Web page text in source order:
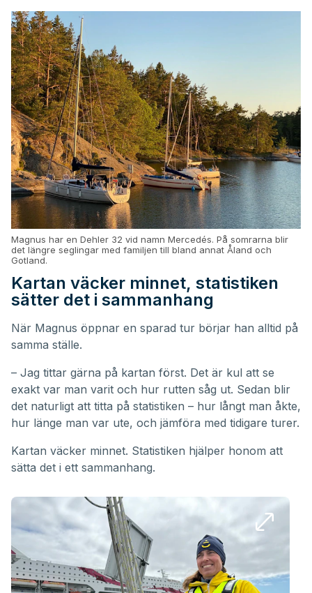
Magnus har en Dehler 32 vid namn Mercedés. På somrarna blir
det längre seglingar med familjen till bland annat Åland och
Gotland.
Kartan väcker minnet, statistiken
sätter det i sammanhang
När Magnus öppnar en sparad tur börjar han alltid på
samma ställe.
– Jag tittar gärna på kartan först. Det är kul att se
exakt var man varit och hur rutten såg ut. Sedan blir
det naturligt att titta på statistiken – hur långt man åkte,
hur länge man var ute, och jämföra med tidigare turer.
Kartan väcker minnet. Statistiken hjälper honom att
sätta det i ett sammanhang.